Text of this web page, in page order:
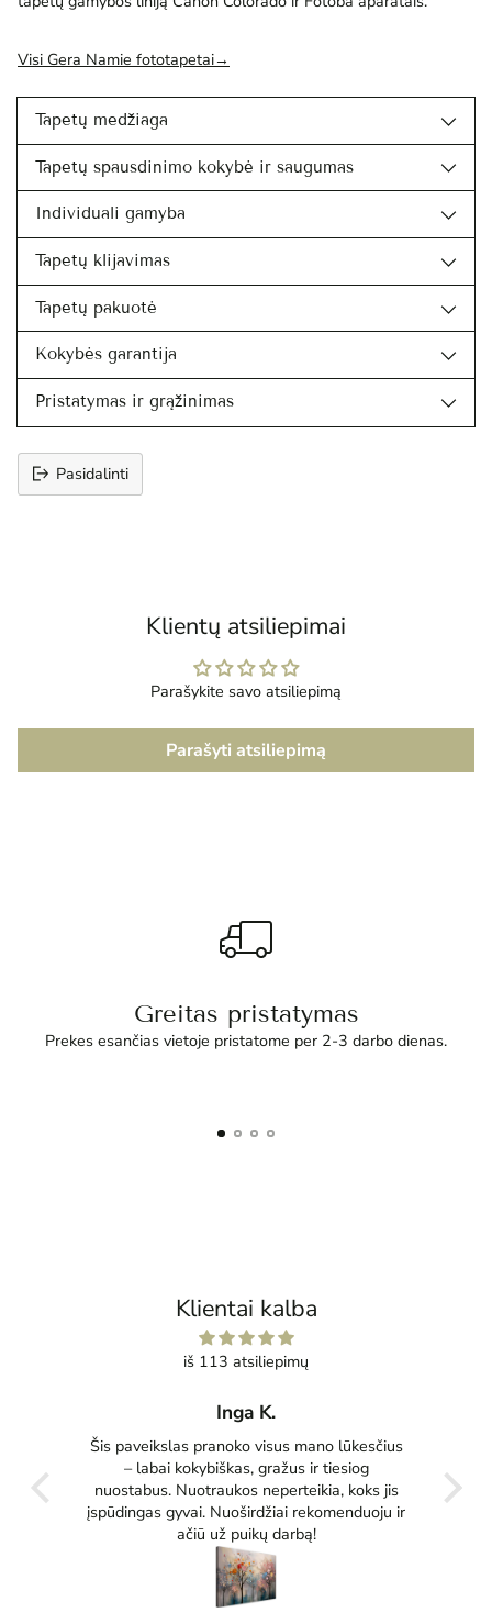
Visi Gera Namie fototapetai→
Tapetų medžiaga
Tapetų spausdinimo kokybė ir saugumas
Individuali gamyba
Tapetų klijavimas
Tapetų pakuotė
Kokybės garantija
Pristatymas ir grąžinimas
Pasidalinti
Klientų atsiliepimai
Parašykite savo atsiliepimą
Parašyti atsiliepimą
Greitas pristatymas
Prekes esančias vietoje pristatome per 2-3 darbo dienas.
Klientai kalba
iš 113 atsiliepimų
Inga K.
Šis paveikslas pranoko visus mano lūkesčius
– labai kokybiškas, gražus ir tiesiog
nuostabus. Nuotraukos neperteikia, koks jis
įspūdingas gyvai. Nuoširdžiai rekomenduoju ir
ačiū už puikų darbą!